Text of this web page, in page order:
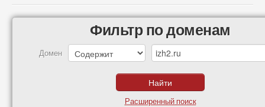
Фильтр по доменам
Домен
Расширенный поиск